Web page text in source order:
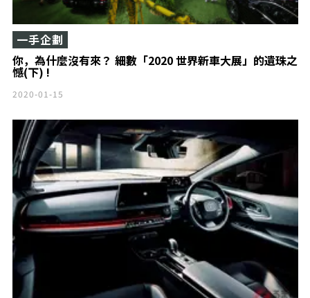
你，為什麼沒有來？ 細數「2020 世界新車大展」的遺珠之
憾(下) !
一手企劃
2020-01-15